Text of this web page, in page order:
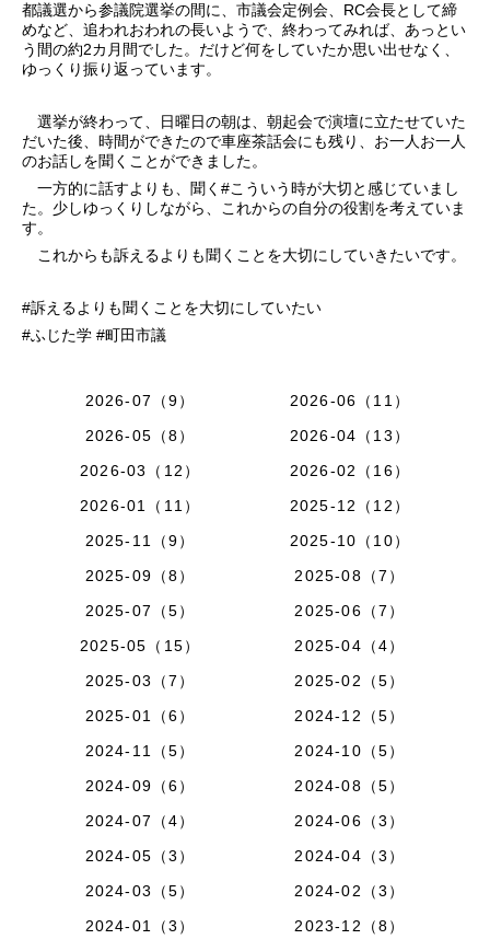
都議選から参議院選挙の間に、市議会定例会、RC会長として締
めなど、追われおわれの長いようで、終わってみれば、あっとい
う間の約2カ月間でした。だけど何をしていたか思い出せなく、
ゆっくり振り返っています。
選挙が終わって、日曜日の朝は、朝起会で演壇に立たせていた
だいた後、時間ができたので車座茶話会にも残り、お一人お一人
のお話しを聞くことができました。
一方的に話すよりも、聞く#こういう時が大切と感じていまし
た。少しゆっくりしながら、これからの自分の役割を考えていま
す。
これからも訴えるよりも聞くことを大切にしていきたいです。
#訴えるよりも聞くことを大切にしていたい
#ふじた学 #町田市議
2026-07（9）
2026-06（11）
2026-05（8）
2026-04（13）
2026-03（12）
2026-02（16）
2026-01（11）
2025-12（12）
2025-11（9）
2025-10（10）
2025-09（8）
2025-08（7）
2025-07（5）
2025-06（7）
2025-05（15）
2025-04（4）
2025-03（7）
2025-02（5）
2025-01（6）
2024-12（5）
2024-11（5）
2024-10（5）
2024-09（6）
2024-08（5）
2024-07（4）
2024-06（3）
2024-05（3）
2024-04（3）
2024-03（5）
2024-02（3）
2024-01（3）
2023-12（8）